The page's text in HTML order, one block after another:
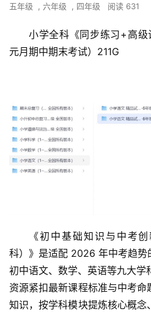
五年级
, 六年级 , 四年级 阅读 631
小学全科《同步练习+高
元月期中期末考试）211G
《初中基础知识与中考
科）》是适配 2026 年中考趋势
初中语文、数学、英语等九大学
资源紧扣最新课程标准与中考
知识，按学科模块提炼核心概